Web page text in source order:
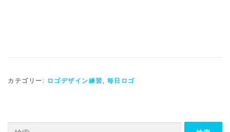
カテゴリー: ロゴデザイン練習, 毎日ロゴ